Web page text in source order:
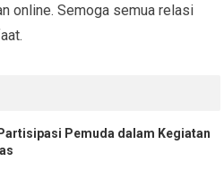
online. Semoga semua relasi
Pemuda dalam Kegiatan